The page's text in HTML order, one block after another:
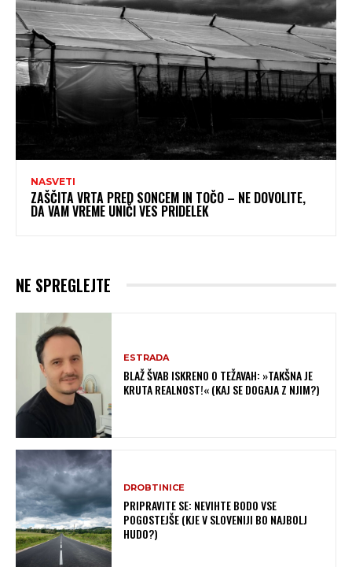
NASVETI
ZAŠČITA VRTA PRED SONCEM IN TOČO – NE DOVOLITE,
DA VAM VREME UNIČI VES PRIDELEK
NE SPREGLEJTE
ESTRADA
BLAŽ ŠVAB ISKRENO O TEŽAVAH: »TAKŠNA JE
KRUTA REALNOST!« (KAJ SE DOGAJA Z NJIM?)
DROBTINICE
PRIPRAVITE SE: NEVIHTE BODO VSE
POGOSTEJŠE (KJE V SLOVENIJI BO NAJBOLJ
HUDO?)